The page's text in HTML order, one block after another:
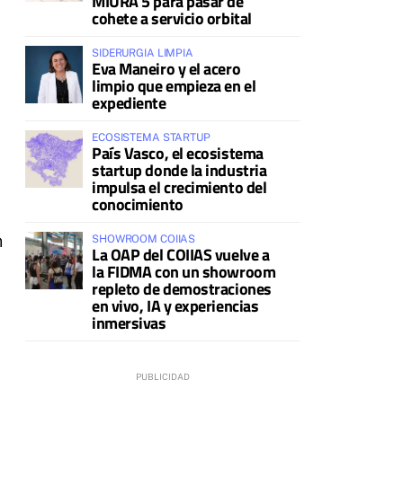
cohete a servicio orbital
SIDERURGIA LIMPIA
Eva Maneiro y el acero
limpio que empieza en el
expediente
ECOSISTEMA STARTUP
País Vasco, el ecosistema
startup donde la industria
impulsa el crecimiento del
conocimiento
SHOWROOM COIIAS
La OAP del COIIAS vuelve a
la FIDMA con un showroom
repleto de demostraciones
en vivo, IA y experiencias
inmersivas